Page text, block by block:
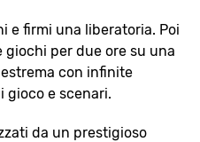
e firmi una liberatoria. Poi
per due ore su una
con infinite
gioco e scenari.
da un prestigioso